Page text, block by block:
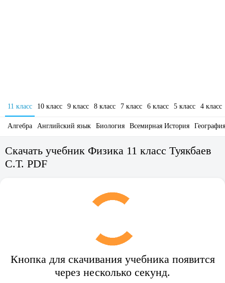
11 класс 10 класс 9 класс 8 класс 7 класс 6 класс 5 класс 4 класс
Алгебра Английский язык Биология Всемирная История География
Скачать учебник Физика 11 класс Туякбаев
С.Т. PDF
Кнопка для скачивания учебника появится
через несколько секунд.